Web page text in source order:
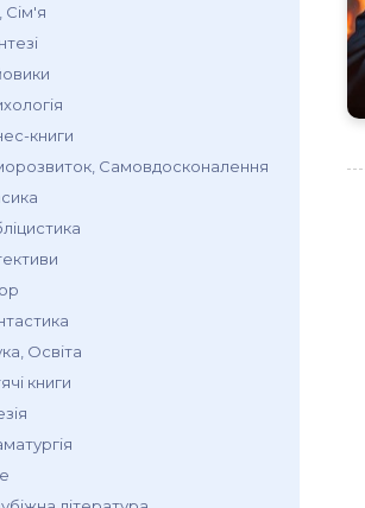
Сім'я
книги
Самовдосконалення
Освіта
книги